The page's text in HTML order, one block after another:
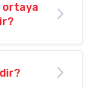
ortaya